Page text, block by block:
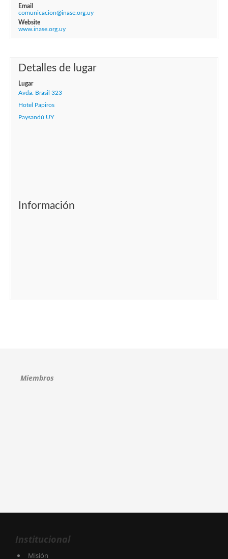
Email
comunicacion@inase.org.uy
Website
www.inase.org.uy
Detalles de lugar
Lugar
Avda. Brasil 323
Hotel Papiros
Paysandú UY
Información
Miembros
Institucional
Misión